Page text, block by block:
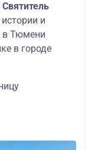
и
в Тюмени
в городе